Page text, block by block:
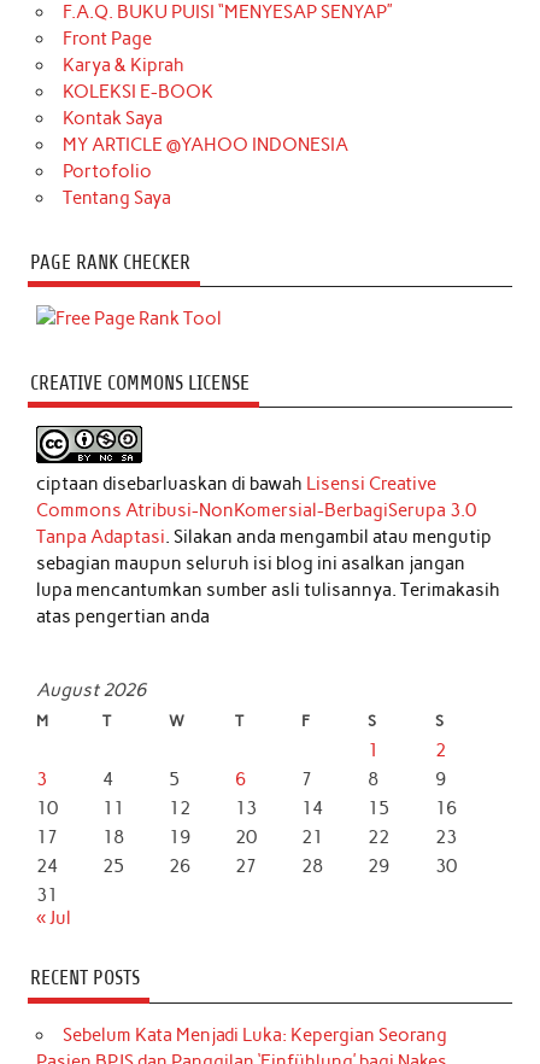
F.A.Q. BUKU PUISI “MENYESAP SENYAP”
Front Page
Karya & Kiprah
KOLEKSI E-BOOK
Kontak Saya
MY ARTICLE @YAHOO INDONESIA
Portofolio
Tentang Saya
PAGE RANK CHECKER
CREATIVE COMMONS LICENSE
ciptaan disebarluaskan di bawah Lisensi Creative
Commons Atribusi-NonKomersial-BerbagiSerupa 3.0
Tanpa Adaptasi. Silakan anda mengambil atau mengutip
sebagian maupun seluruh isi blog ini asalkan jangan
lupa mencantumkan sumber asli tulisannya. Terimakasih
atas pengertian anda
August 2026
M T W T F S S
1
2
3
4 5 6 7 8
9
10
11 12 13 14 15
16
17
18 19 20 21 22
23
24
25 26 27 28 29
30
31
« Jul
RECENT POSTS
Sebelum Kata Menjadi Luka: Kepergian Seorang